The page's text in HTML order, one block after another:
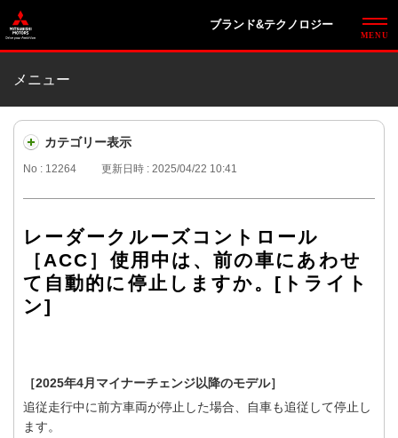
ブランド&テクノロジー
メニュー
カテゴリー表示
No : 12264 更新日時 : 2025/04/22 10:41
レーダークルーズコントロール
［ACC］使用中は、前の車にあわせ
て自動的に停止しますか。[トライト
ン]
［2025年4月マイナーチェンジ以降のモデル］
追従走行中に前方車両が停止した場合、自車も追従して停止し
ます。